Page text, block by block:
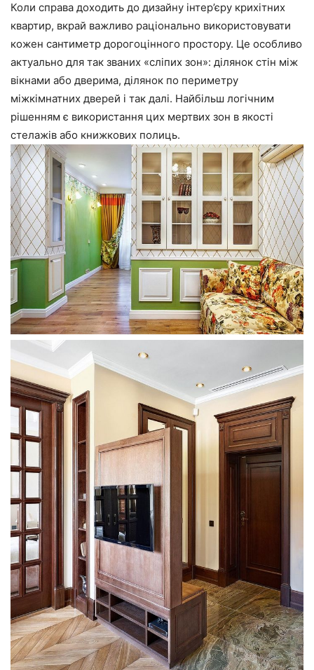
Коли справа доходить до дизайну інтер’єру крихітних
квартир, вкрай важливо раціонально використовувати
кожен сантиметр дорогоцінного простору. Це особливо
актуально для так званих «сліпих зон»: ділянок стін між
вікнами або дверима, ділянок по периметру
міжкімнатних дверей і так далі. Найбільш логічним
рішенням є використання цих мертвих зон в якості
стелажів або книжкових полиць.